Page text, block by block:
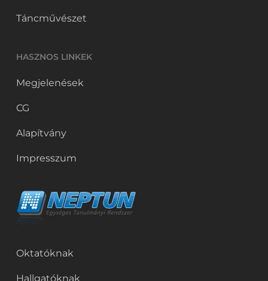
Táncművészet
HASZNOS LINKEK
Megjelenések
CG
Alapítvány
Impresszum
Oktatóknak
Hallgatóknak